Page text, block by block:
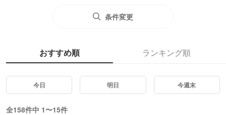
条件変更
おすすめ順 ランキング順
今日 明日 今週末
全158件中 1〜15件